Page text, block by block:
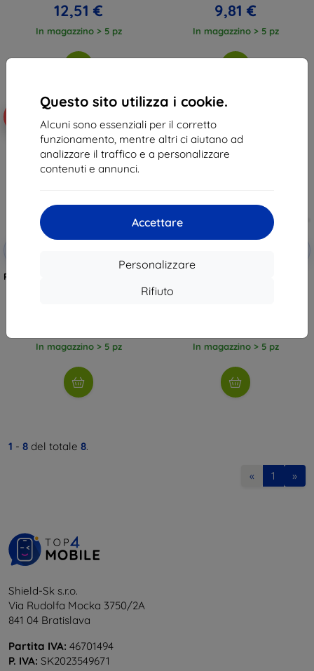
Questo sito utilizza i cookie.
Alcuni sono essenziali per il corretto
funzionamento, mentre altri ci aiutano ad
analizzare il traffico e a personalizzare
contenuti e annunci.
Accettare
Personalizzare
Rifiuto
12,51 €
In magazzino > 5 pz
9,81 €
In magazzino > 5 pz
Pellicola protettiva 3mk ARC+ per
Realme 13 Pro+ 5G / Realme 13
In magazzino > 5 pz In magazzino > 5 pz
1 - 8 del totale 8.
« 1 »
Shield-Sk s.r.o.
Via Rudolfa Mocka 3750/2A
841 04 Bratislava
Partita IVA: 46701494
P. IVA: SK2023549671